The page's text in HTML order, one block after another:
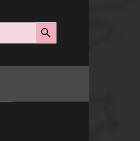
Search Button